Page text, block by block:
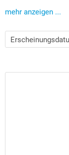
verschiedener
zueinander. Falls
auch als
mehr anzeigen ...